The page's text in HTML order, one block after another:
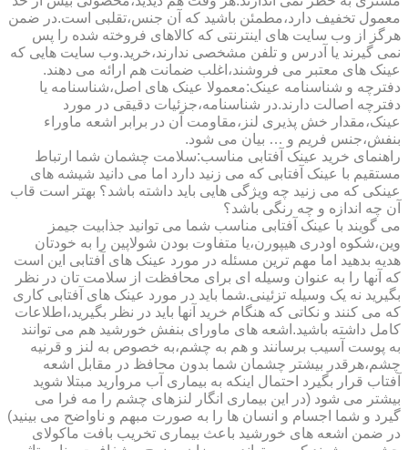
معمول تخفیف دارد،مطمئن باشید که آن جنس،تقلبی است.در ضمن
هرگز از وب سایت های اینترنتی که کالاهای فروخته شده را پس
نمی گیرند یا آدرس و تلفن مشخصی ندارند،خرید.وب سایت هایی که
عینک های معتبر می فروشند،اغلب ضمانت هم ارائه می دهند.
دفترچه و شناسنامه عینک:معمولا عینک های اصل،شناسنامه یا
دفترچه اصالت دارند.در شناسنامه،جزئیات دقیقی در مورد
عینک،مقدار خش پذیری لنز،مقاومت آن در برابر اشعه ماوراء
بنفش،جنس فریم و … بیان می شود.
راهنمای خرید عینک آفتابی مناسب:سلامت چشمان شما ارتباط
مستقیم با عینک آفتابی که می زنید دارد اما می دانید شیشه های
عینکی که می زنید چه ویژگی هایی باید داشته باشد؟ بهتر است قاب
آن چه اندازه و چه رنگی باشد؟
می گویند با عینک آفتابی مناسب شما می توانید جذابیت جیمز
وین،شکوه اودری هیپورن،یا متفاوت بودن شولاپین را به خودتان
هدیه بدهید اما مهم ترین مسئله در مورد عینک های آفتابی این است
که آنها را به عنوان وسیله ای برای محافظت از سلامت تان در نظر
بگیرید نه یک وسیله تزئینی.شما باید در مورد عینک های آفتابی کاری
که می کنند و نکاتی که هنگام خرید آنها باید در نظر بگیرید،اطلاعات
کامل داشته باشید.اشعه های ماورای بنفش خورشید هم می توانند
به پوست آسیب برسانند و هم به چشم،به خصوص به لنز و قرنیه
چشم،هرقدر بیشتر چشمان شما بدون محافظ در مقابل اشعه
آفتاب قرار بگیرد احتمال اینکه به بیماری آب مروارید مبتلا شوید
بیشتر می شود (در این بیماری انگار لنزهای چشم را مه فرا می
گیرد و شما اجسام و انسان ها را به صورت مبهم و ناواضح می بینید)
در ضمن اشعه های خورشید باعث بیماری تخریب بافت ماکولای